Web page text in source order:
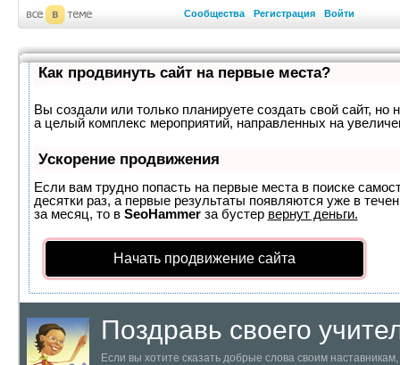
Сообщества Регистрация Войти
Как продвинуть сайт на первые места?
Вы создали или только планируете создать свой сайт, но
а целый комплекс мероприятий, направленных на
Ускорение продвижения
Если вам трудно попасть на первые места в поиске
десятки раз, а первые результаты появляются уже в
за месяц, то в SeoHammerза бустер вернут деньги.
Начать продвижение сайта
Поздравь своего
Если вы хотите сказать добрые слова своим